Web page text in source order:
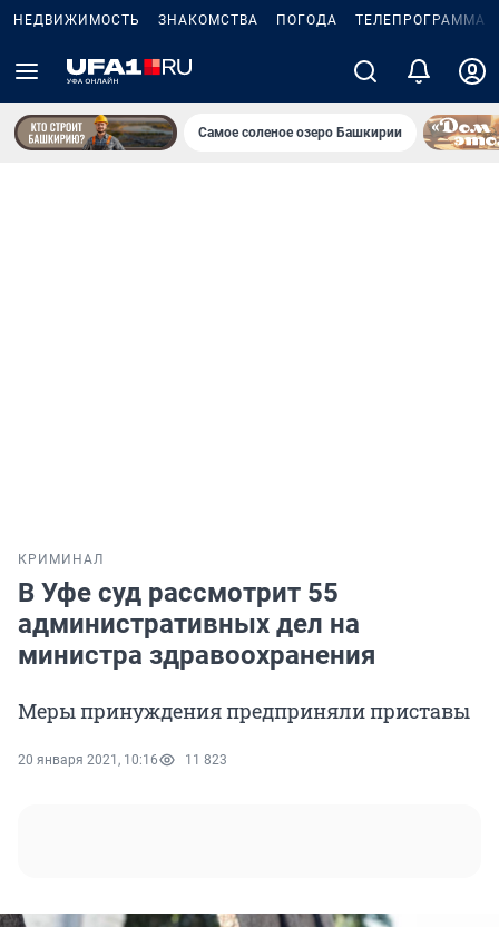
НЕДВИЖИМОСТЬ ЗНАКОМСТВА ПОГОДА ТЕЛЕПРОГРАММА
Самое соленое озеро Башкирии
КРИМИНАЛ
В Уфе суд рассмотрит 55
административных дел на
министра здравоохранения
Меры принуждения предприняли приставы
20 января 2021, 10:16 11 823